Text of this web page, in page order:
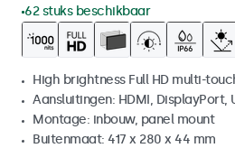
62 stuks beschikbaar
High brightness Full HD multi-
Aansluitingen: HDMI, DisplayPort,
Montage: inbouw, panel mount
Buitenmaat: 417 x 280 x 44 mm